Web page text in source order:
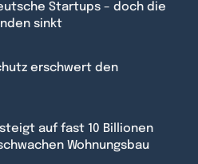
Startups – doch die
sinkt
erschwert den
auf fast 10 Billionen
Wohnungsbau